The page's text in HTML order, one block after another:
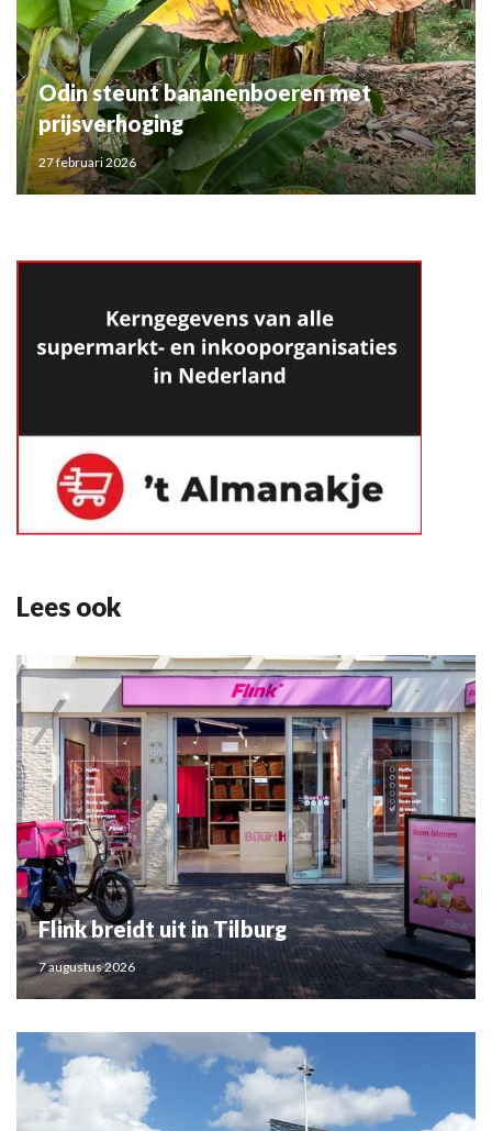
Odin steunt bananenboeren met
prijsverhoging
27 februari 2026
Lees ook
Flink breidt uit in Tilburg
7 augustus 2026